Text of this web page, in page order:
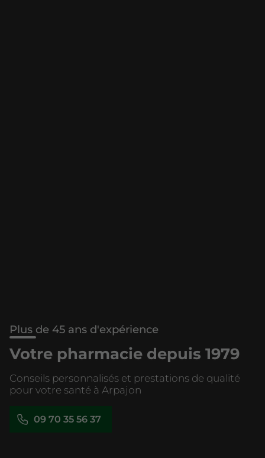
Plus de 45 ans d'expérience
Votre pharmacie depuis 1979
Conseils personnalisés et prestations de qualité
pour votre santé à Arpajon
09 70 35 56 37